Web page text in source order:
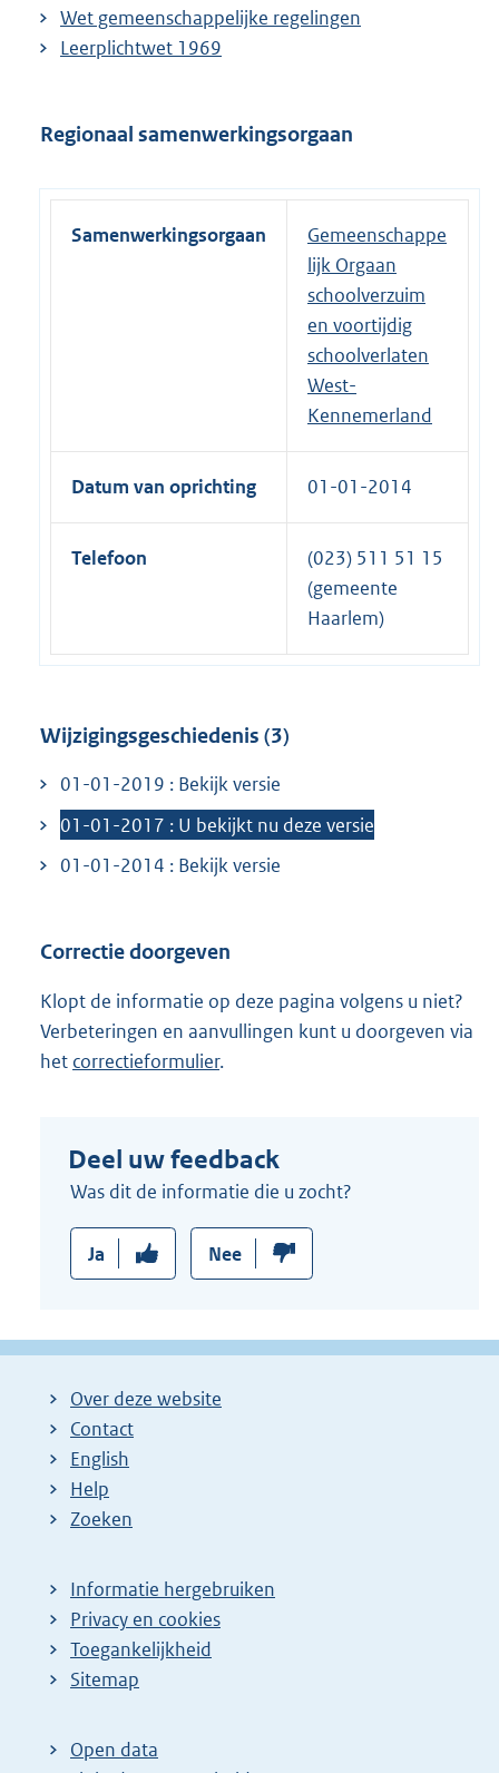
Wet gemeenschappelijke regelingen
Leerplichtwet 1969
Regionaal samenwerkingsorgaan
Samenwerkingsorgaan
Gemeenschappe
lijk Orgaan
schoolverzuim
en voortijdig
schoolverlaten
West-
Kennemerland
Datum van oprichting 01-01-2014
Telefoon
(023) 511 51 15
(gemeente
Haarlem)
Wijzigingsgeschiedenis (3)
01-01-2019 : Bekijk versie
01-01-2017 : U bekijkt nu deze versie
01-01-2014 : Bekijk versie
Correctie doorgeven
Klopt de informatie op deze pagina volgens u niet?
Verbeteringen en aanvullingen kunt u doorgeven via
het correctieformulier.
Deel uw feedback
Was dit de informatie die u zocht?
Ja Nee
Over deze website
Contact
English
Help
Zoeken
Informatie hergebruiken
Privacy en cookies
Toegankelijkheid
Sitemap
Open data